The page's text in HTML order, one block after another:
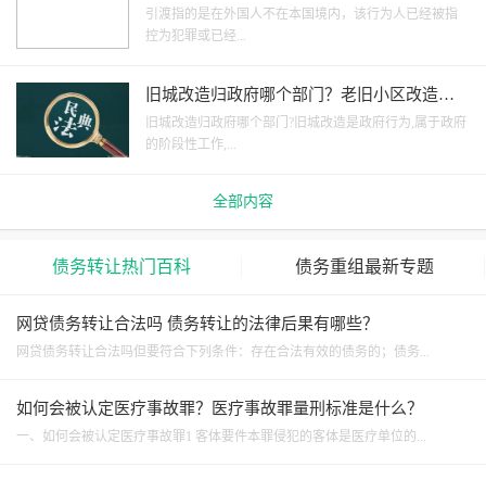
规定条件？
引渡指的是在外国人不在本国境内，该行为人已经被指
控为犯罪或已经...
旧城改造归政府哪个部门？老旧小区改造都
改什么？
旧城改造归政府哪个部门?旧城改造是政府行为,属于政府
的阶段性工作,...
全部内容
债务转让热门百科 债务重组最新专题
网贷债务转让合法吗 债务转让的法律后果有哪些？
网贷债务转让合法吗但要符合下列条件：存在合法有效的债务的；债务...
如何会被认定医疗事故罪？医疗事故罪量刑标准是什么？
一、如何会被认定医疗事故罪1 客体要件本罪侵犯的客体是医疗单位的...